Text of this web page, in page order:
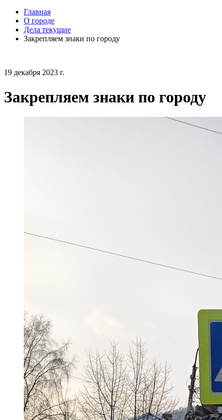
Главная
О городе
Дела текущие
Закрепляем знаки по городу
19 декабря 2023 г.
Закрепляем знаки по городу